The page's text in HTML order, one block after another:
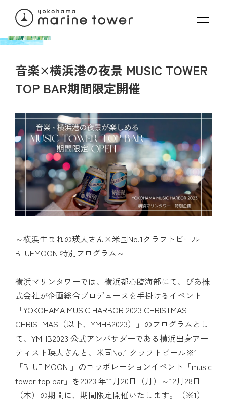
音楽×横浜港の夜景 MUSIC TOWER
TOP BAR期間限定開催
～横浜生まれの瑛人さん×米国No.1クラフトビール
BLUEMOON 特別プログラム～
横浜マリンタワーでは、横浜都心臨海部にて、ぴあ株
式会社が企画総合プロデュースを手掛けるイベント
「YOKOHAMA MUSIC HARBOR 2023 CHRISTMAS
CHRISTMAS（以下、YMHB2023）」のプログラムとし
て、YMHB2023 公式アンバサダーである横浜出身アー
ティスト瑛人さんと、米国No.1 クラフトビール※1
「BLUE MOON 」のコラボレーションイベント「music
tower top bar」を2023 年11月20日（月）～12月28日
（木）の期間に、期間限定開催いたします。（※1）